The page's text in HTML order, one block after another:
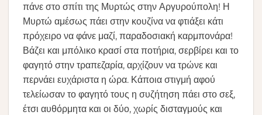
πάνε στο σπίτι της Μυρτώς στην Αργυρούπολη! Η
Μυρτώ αμέσως πάει στην κουζίνα να φτιάξει κάτι
πρόχειρο να φάνε μαζί, παραδοσιακή καρμπονάρα!
Βάζει και μπόλικο κρασί στα ποτήρια, σερβίρει και το
φαγητό στην τραπεζαρία, αρχίζουν να τρώνε και
περνάει ευχάριστα η ώρα. Κάποια στιγμή αφού
τελείωσαν το φαγητό τους η συζήτηση πάει στο σεξ,
έτσι αυθόρμητα και οι δύο, χωρίς δισταγμούς και